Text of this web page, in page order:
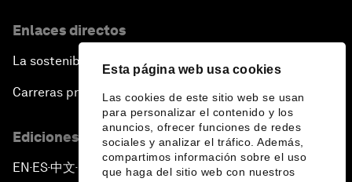
Esta página web usa cookies
Las cookies de este sitio web se usan
para personalizar el contenido y los
anuncios, ofrecer funciones de redes
sociales y analizar el tráfico. Además,
compartimos información sobre el uso
que haga del sitio web con nuestros
Enlaces directos
La sostenibilidad en el Foro
Carreras profesionales
Ediciones en otros idiomas
EN ▪ES▪中文▪ 日本語